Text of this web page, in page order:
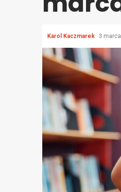
Karol Kaczmarek 3